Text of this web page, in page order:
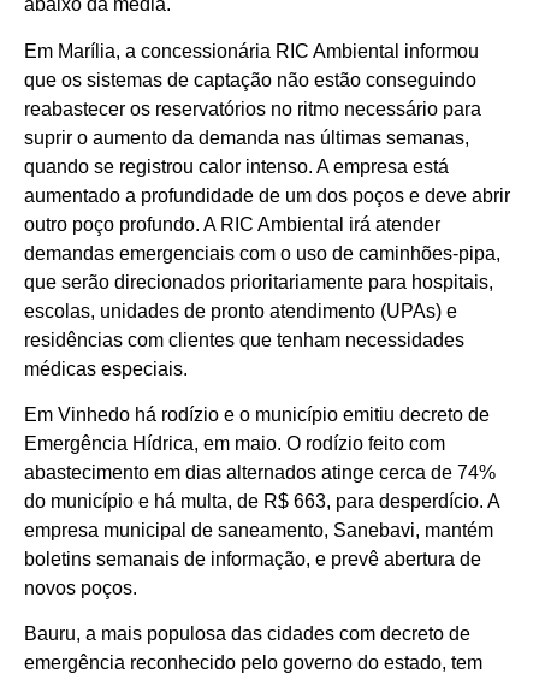
abaixo da média.
Em Marília, a concessionária RIC Ambiental informou
que os sistemas de captação não estão conseguindo
reabastecer os reservatórios no ritmo necessário para
suprir o aumento da demanda nas últimas semanas,
quando se registrou calor intenso. A empresa está
aumentado a profundidade de um dos poços e deve abrir
outro poço profundo. A RIC Ambiental irá atender
demandas emergenciais com o uso de caminhões-pipa,
que serão direcionados prioritariamente para hospitais,
escolas, unidades de pronto atendimento (UPAs) e
residências com clientes que tenham necessidades
médicas especiais.
Em Vinhedo há rodízio e o município emitiu decreto de
Emergência Hídrica, em maio. O rodízio feito com
abastecimento em dias alternados atinge cerca de 74%
do município e há multa, de R$ 663, para desperdício. A
empresa municipal de saneamento, Sanebavi, mantém
boletins semanais de informação, e prevê abertura de
novos poços.
Bauru, a mais populosa das cidades com decreto de
emergência reconhecido pelo governo do estado, tem